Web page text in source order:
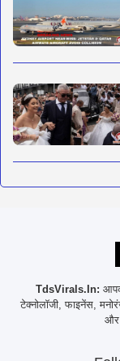
TdsVirals.In:
टेक्नोलॉजी, फाइनेंस,
और